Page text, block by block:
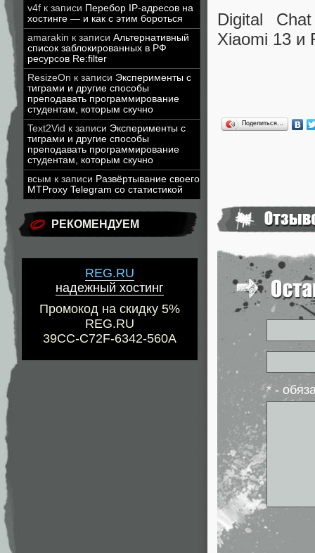
v4f к записи Перебор IP-адресов на
хостинге — и как с этим бороться
amarakin к записи Альтернативный
список заблокированных в РФ
ресурсов Re:filter
ResizeOn к записи Эксперименты с
тиграми и другие способы
преподавать программирование
студентам, которым скучно
Text2Vid к записи Эксперименты с
тиграми и другие способы
преподавать программирование
студентам, которым скучно
всым к записи Развёртывание своего
MTProxy Telegram со статистикой
РЕКОМЕНДУЕМ
REG.RU
надежный хостинг
Промокод на скидку 5%
REG.RU
39CC-C72F-6342-560A
Digital
Xiaomi 13 и
Поделиться…
* -